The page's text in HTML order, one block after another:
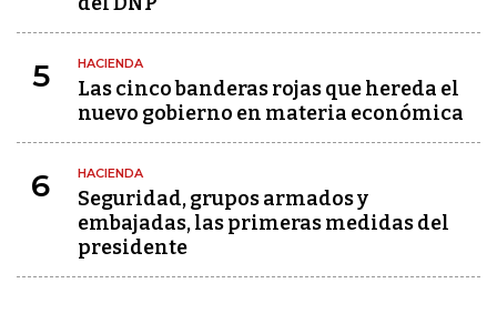
5 HACIENDA
Las cinco banderas rojas que hereda el
nuevo gobierno en materia económica
6 HACIENDA
Seguridad, grupos armados y
embajadas, las primeras medidas del
presidente